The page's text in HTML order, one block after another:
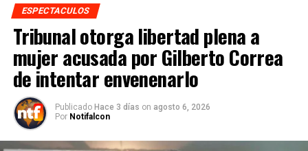
ESPECTACULOS
Tribunal otorga libertad plena a
mujer acusada por Gilberto Correa
de intentar envenenarlo
Publicado Hace 3 días on agosto 6, 2026
Por Notifalcon